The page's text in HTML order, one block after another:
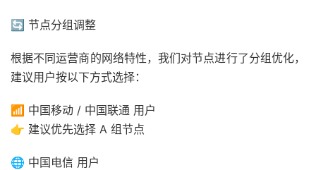
🔄 节点分组调整
根据不同运营商的网络特性，我们对节点进行了分组优化，
建议用户按以下方式选择：
📶 中国移动 / 中国联通 用户
👉 建议优先选择 A 组节点
🌐 中国电信 用户